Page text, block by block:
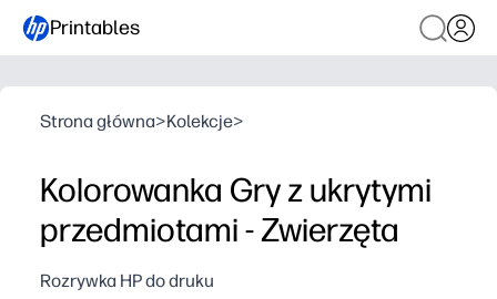
Printables
Strona główna>Kolekcje>
Kolorowanka Gry z ukrytymi
przedmiotami - Zwierzęta
Rozrywka HP do druku